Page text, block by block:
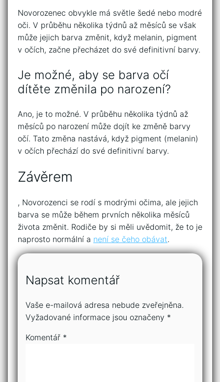
Novorozenec obvykle má světle šedé nebo modré
oči. V průběhu několika týdnů až měsíců se však
může jejich barva změnit, když melanin, pigment
v očích, začne přecházet do své definitivní barvy.
Je možné, aby se barva očí
dítěte změnila po narození?
Ano, je to možné. V průběhu několika týdnů až
měsíců po narození může dojít ke změně barvy
očí. Tato změna nastává, když pigment (melanin)
v očích přechází do své definitivní barvy.
Závěrem
, Novorozenci se rodí s modrými očima, ale jejich
barva se může během prvních několika měsíců
života změnit. Rodiče by si měli uvědomit, že to je
naprosto normální a není se čeho obávat.
Napsat komentář
Vaše e-mailová adresa nebude zveřejněna.
Vyžadované informace jsou označeny *
Komentář *